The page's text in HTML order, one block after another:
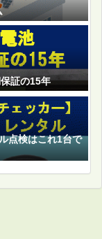
証の15年
点検はこれ1台で